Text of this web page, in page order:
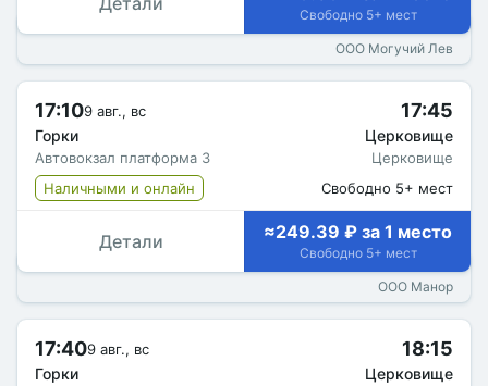
Свободно 5+ мест
ООО Могучий Лев
17:109 авг., вс
Горки
Автовокзал платформа 3
17:45
Церковище
Церковище
Наличными и онлайн
Свободно 5+ мест
Детали ≈249.39 ₽ за 1 место
Свободно 5+ мест
ООО Манор
17:409 авг., вс
Горки
18:15
Церковище